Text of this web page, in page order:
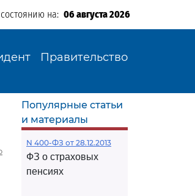
на: 06 августа 2026
Правительство
Популярные статьи
и материалы
N 400-ФЗ от 28.12.2013
ФЗ о страховых
пенсиях